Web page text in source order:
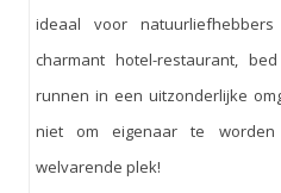
ideaal voor
charmant hotel-restaurant,
runnen in een uitzonderlijke
niet om eigenaar te
welvarende plek!